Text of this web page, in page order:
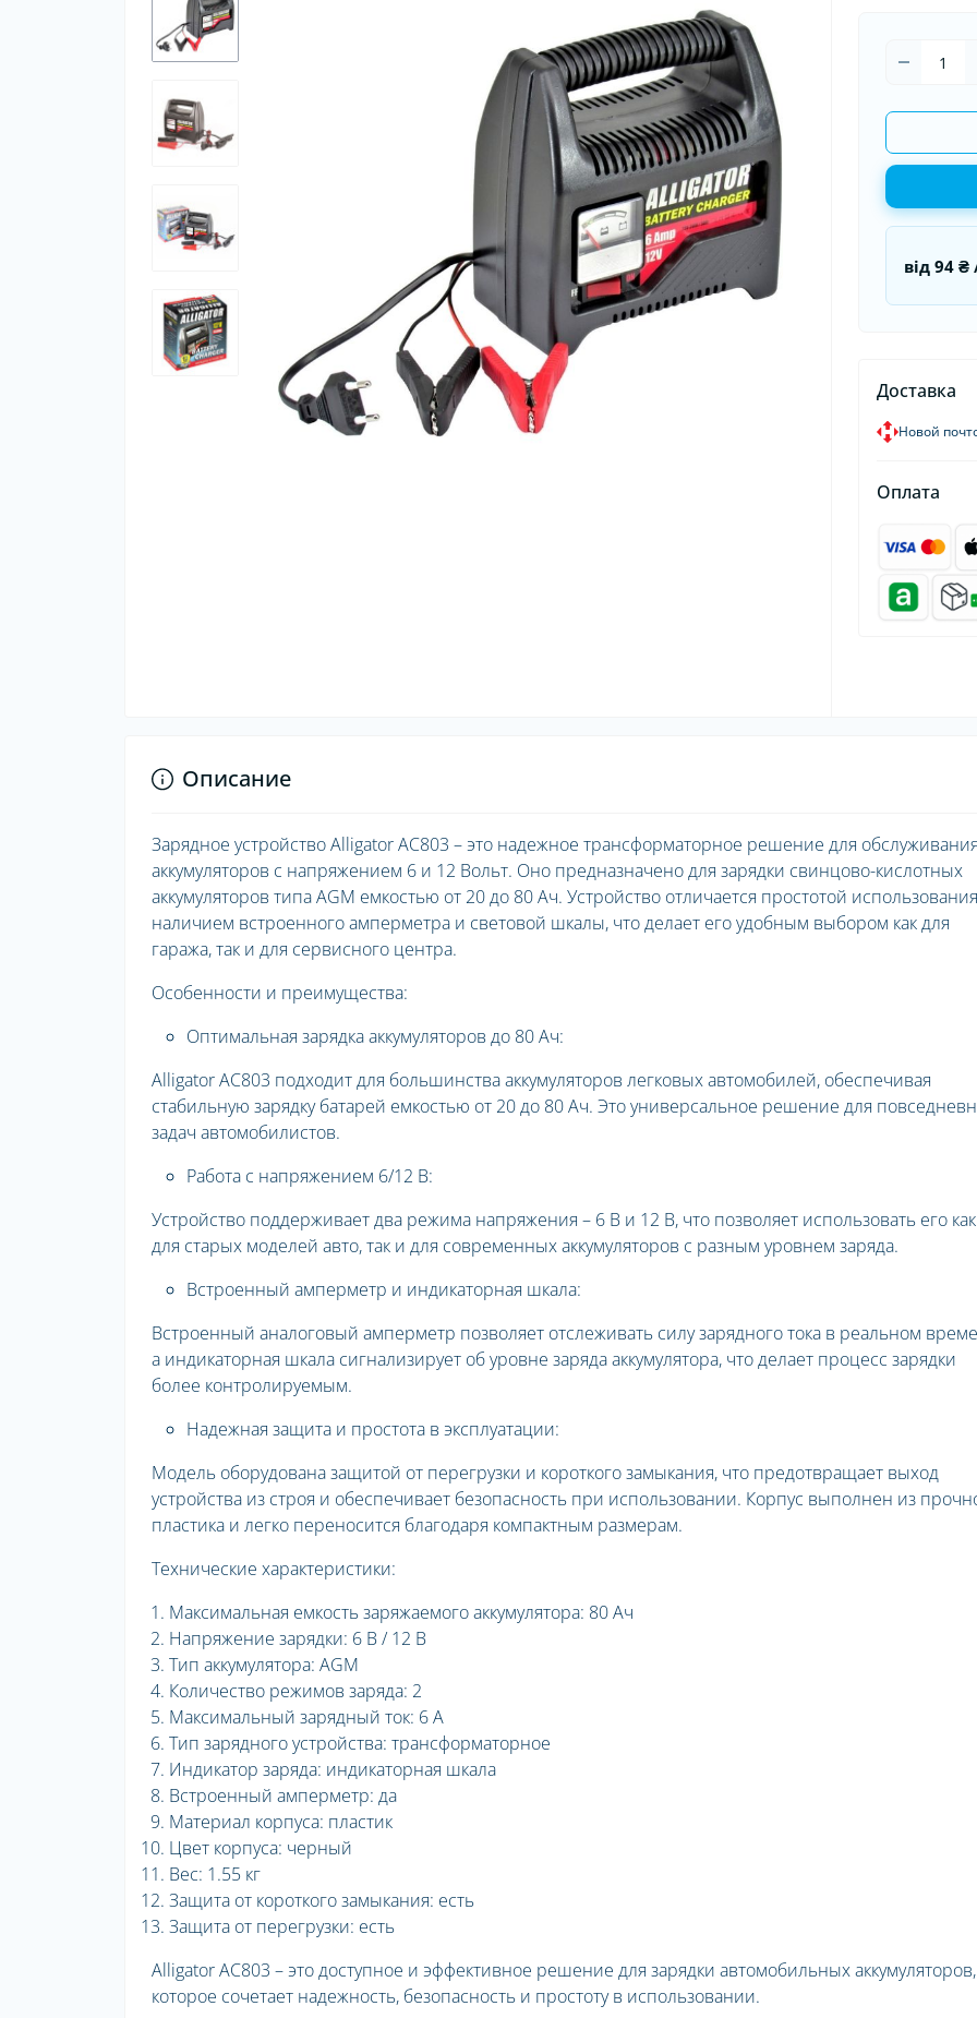
Ароматизаторы для дома и
офиса
Накидки на сидения
Органайзеры в авто
від 94 ₴
Доставка
Новой
Оплата
Описание
Зарядное устройство Alligator AC803 – это надежное трансформаторное решение для
аккумуляторов с напряжением 6 и 12 Вольт. Оно предназначено для зарядки свинцово-кислотных
аккумуляторов типа AGM емкостью от 20 до 80 Ач. Устройство отличается простотой
наличием встроенного амперметра и световой шкалы, что делает его удобным выбором как для
гаража, так и для сервисного центра.
Особенности и преимущества:
Оптимальная зарядка аккумуляторов до 80 Ач:
Alligator AC803 подходит для большинства аккумуляторов легковых автомобилей, обеспечивая
стабильную зарядку батарей емкостью от 20 до 80 Ач. Это универсальное решение для
задач автомобилистов.
Работа с напряжением 6/12 В:
Устройство поддерживает два режима напряжения – 6 В и 12 В, что позволяет использовать его как
для старых моделей авто, так и для современных аккумуляторов с разным уровнем заряда.
Встроенный амперметр и индикаторная шкала:
Встроенный аналоговый амперметр позволяет отслеживать силу зарядного тока в реальном
а индикаторная шкала сигнализирует об уровне заряда аккумулятора, что делает процесс зарядки
более контролируемым.
Надежная защита и простота в эксплуатации:
Модель оборудована защитой от перегрузки и короткого замыкания, что предотвращает выход
устройства из строя и обеспечивает безопасность при использовании. Корпус выполнен из
пластика и легко переносится благодаря компактным размерам.
Технические характеристики:
Максимальная емкость заряжаемого аккумулятора: 80 Ач
Напряжение зарядки: 6 В / 12 В
Тип аккумулятора: AGM
Количество режимов заряда: 2
Максимальный зарядный ток: 6 А
Тип зарядного устройства: трансформаторное
Индикатор заряда: индикаторная шкала
Встроенный амперметр: да
Материал корпуса: пластик
Цвет корпуса: черный
Вес: 1.55 кг
Защита от короткого замыкания: есть
Защита от перегрузки: есть
Alligator AC803 – это доступное и эффективное решение для зарядки автомобильных аккумуляторов,
которое сочетает надежность, безопасность и простоту в использовании.